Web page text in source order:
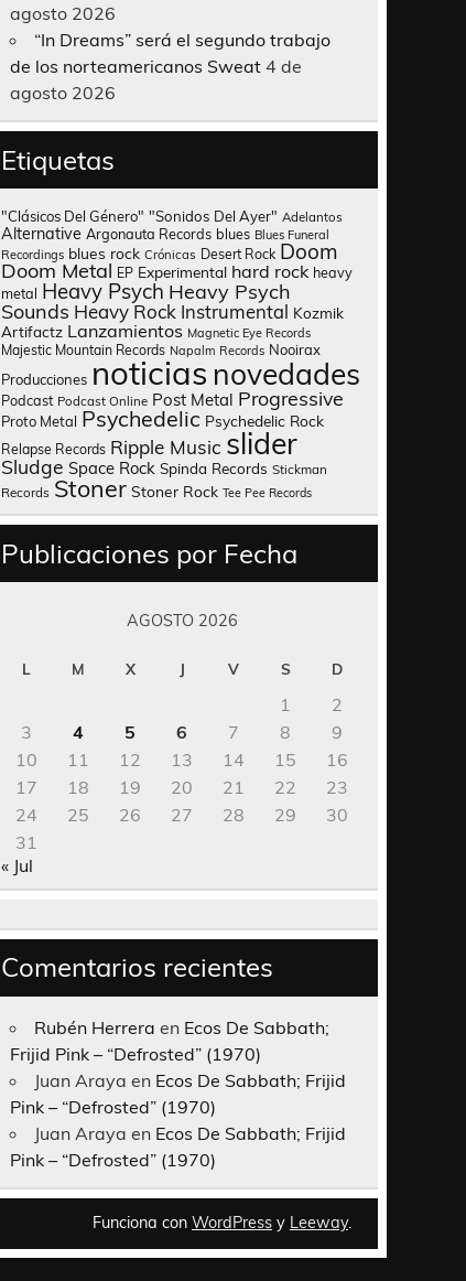
agosto 2026
“In Dreams” será el segundo trabajo
de los norteamericanos Sweat 4 de
agosto 2026
Etiquetas
"Clásicos Del Género" "Sonidos Del Ayer" Adelantos
Alternative Argonauta Records blues Blues Funeral
Recordings blues rock Crónicas Desert Rock Doom
Doom Metal EP Experimental hard rock heavy
metal Heavy Psych Heavy Psych
Sounds Heavy Rock Instrumental Kozmik
Artifactz Lanzamientos Magnetic Eye Records
Majestic Mountain Records Napalm Records Nooirax
Producciones noticias novedades
Podcast Podcast Online Post Metal Progressive
Proto Metal Psychedelic Psychedelic Rock
Relapse Records Ripple Music slider
Sludge Space Rock Spinda Records Stickman
Records Stoner Stoner Rock Tee Pee Records
Publicaciones por Fecha
AGOSTO 2026
L M X J V S D
1
2
3
4 5 6 7 8
9
10
11 12 13 14 15
16
17
18 19 20 21 22
23
24
25 26 27 28 29
30
31
« Jul
Comentarios recientes
Rubén Herrera en Ecos De Sabbath;
Frijid Pink – “Defrosted” (1970)
Juan Araya en Ecos De Sabbath; Frijid
Pink – “Defrosted” (1970)
Juan Araya en Ecos De Sabbath; Frijid
Pink – “Defrosted” (1970)
Funciona con WordPress y Leeway.